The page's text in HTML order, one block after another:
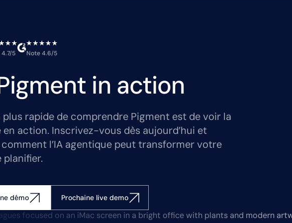
4.7/5 Note 4.6/5
in action
plus rapide de comprendre Pigment est de voir la
action. Inscrivez-vous dès aujourd’hui et
l’IA agentique peut transformer votre
planifier.
démo Prochaine live demo